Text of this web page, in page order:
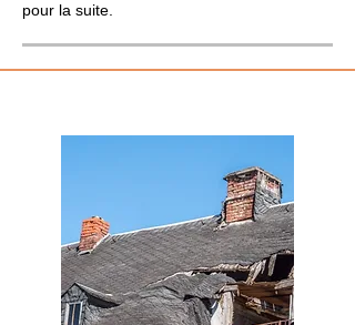
pour la suite.